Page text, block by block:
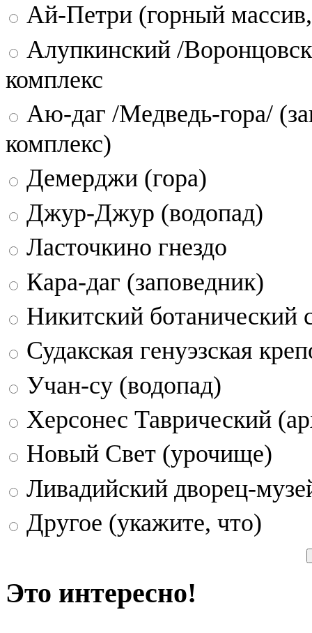
Ай-Петри (горный
Алупкинский /
комплекс
Аю-даг /Медведь-гора/
комплекс)
Демерджи (гора)
Джур-Джур (водопад)
Ласточкино гнездо
Кара-даг (заповедник)
Никитский ботанический
Судакская генуэзская
Учан-су (водопад)
Херсонес Таврический
Новый Свет (урочище)
Ливадийский дворец-
Другое (укажите, что)
Это интересно!